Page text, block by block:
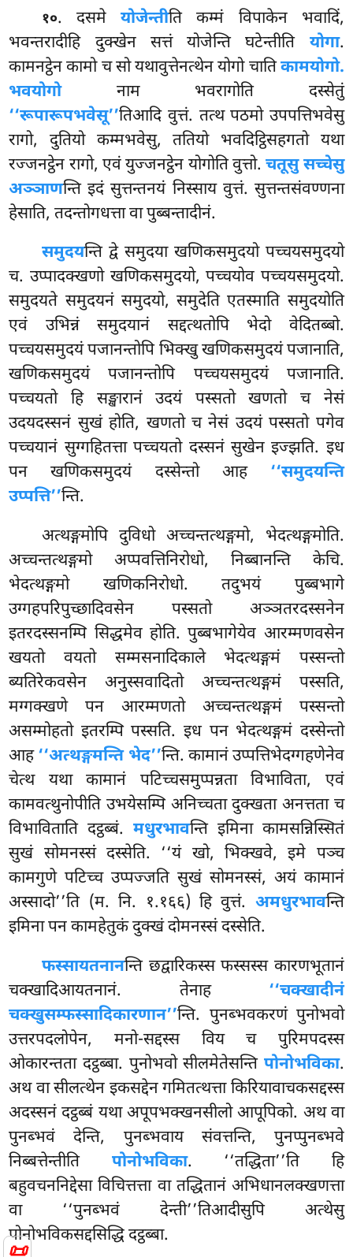
📜
१०. दसमेयोजेन्तीति कम्मं विपाकेन भवादिं,
भवन्तरादीहि दुक्खेन सत्तं योजेन्ति घटेन्तीति योगा.
कामनट्ठेन कामो च सो यथावुत्तेनत्थेन योगो चातिकामयोगो.
भवयोगोनाम भवरागोति दस्सेतुं
‘‘रूपारूपभवेसू’’तिआदि वुत्तं. तत्थ पठमो उपपत्तिभवेसु
रागो, दुतियो कम्मभवेसु, ततियो भवदिट्ठिसहगतो यथा
रज्जनट्ठेन रागो, एवं युज्जनट्ठेन योगोति वुत्तो.चतूसु सच्चेसु
अञ्ञाणन्ति इदं सुत्तन्तनयं निस्साय वुत्तं. सुत्तन्तसंवण्णना
हेसाति, तदन्तोगधत्ता वा पुब्बन्तादीनं.
समुदयन्ति द्वे समुदया खणिकसमुदयो पच्चयसमुदयो
च. उप्पादक्खणो खणिकसमुदयो, पच्चयोव पच्चयसमुदयो.
समुदयते समुदयनं समुदयो, समुदेति एतस्माति समुदयोति
एवं उभिन्नं समुदयानं सद्दत्थतोपि भेदो वेदितब्बो.
पच्चयसमुदयं पजानन्तोपि भिक्खु खणिकसमुदयं पजानाति,
खणिकसमुदयं पजानन्तोपि पच्चयसमुदयं पजानाति.
पच्चयतो हि सङ्खारानं उदयं पस्सतो खणतो च नेसं
उदयदस्सनं सुखं होति, खणतो च नेसं उदयं पस्सतो पगेव
पच्चयानं सुग्गहितत्ता पच्चयतो दस्सनं सुखेन इज्झति. इध
पन खणिकसमुदयं दस्सेन्तो आह ‘‘समुदयन्ति
उप्पत्ति’’न्ति.
अत्थङ्गमोपि दुविधो अच्चन्तत्थङ्गमो, भेदत्थङ्गमोति.
अच्चन्तत्थङ्गमो अप्पवत्तिनिरोधो, निब्बानन्ति केचि.
भेदत्थङ्गमो खणिकनिरोधो. तदुभयं पुब्बभागे
उग्गहपरिपुच्छादिवसेन पस्सतो अञ्ञतरदस्सनेन
इतरदस्सनम्पि सिद्धमेव होति. पुब्बभागेयेव आरम्मणवसेन
खयतो वयतो सम्मसनादिकाले भेदत्थङ्गमं पस्सन्तो
ब्यतिरेकवसेन अनुस्सवादितो अच्चन्तत्थङ्गमं पस्सति,
मग्गक्खणे पन आरम्मणतो अच्चन्तत्थङ्गमं पस्सन्तो
असम्मोहतो इतरम्पि पस्सति. इध पन भेदत्थङ्गमं दस्सेन्तो
आह‘‘अत्थङ्गमन्ति भेद’’न्ति. कामानं उप्पत्तिभेदग्गहणेनेव
चेत्थ यथा कामानं पटिच्चसमुप्पन्नता विभाविता, एवं
कामवत्थुनोपीति उभयेसम्पि अनिच्चता दुक्खता अनत्तता च
विभाविताति दट्ठब्बं. मधुरभावन्ति इमिना कामसन्निस्सितं
सुखं सोमनस्सं दस्सेति. ‘‘यं खो, भिक्खवे, इमे पञ्च
कामगुणे पटिच्च उप्पज्जति सुखं सोमनस्सं, अयं कामानं
अस्सादो’’ति (म. नि. १.१६६) हि वुत्तं. अमधुरभावन्ति
इमिना पन कामहेतुकं दुक्खं दोमनस्सं दस्सेति.
फस्सायतनानन्ति छद्वारिकस्स फस्सस्स कारणभूतानं
चक्खादिआयतनानं. तेनाह ‘‘चक्खादीनं
चक्खुसम्फस्सादिकारणान’’न्ति. पुनब्भवकरणं पुनोभवो
उत्तरपदलोपेन, मनो-सद्दस्स विय च पुरिमपदस्स
ओकारन्तता दट्ठब्बा. पुनोभवो सीलमेतेसन्ति पोनोभविका.
अथ वा सीलत्थेन इकसद्देन गमितत्थत्ता किरियावाचकसद्दस्स
अदस्सनं दट्ठब्बं यथा अपूपभक्खनसीलो आपूपिको. अथ वा
पुनब्भवं देन्ति, पुनब्भवाय संवत्तन्ति, पुनप्पुनब्भवे
निब्बत्तेन्तीति पोनोभविका. ‘‘तद्धिता’’ति हि
बहुवचननिद्देसा विचित्तत्ता वा तद्धितानं अभिधानलक्खणत्ता
वा ‘‘पुनब्भवं देन्ती’’तिआदीसुपि अत्थेसु
पोनोभविकसद्दसिद्धि दट्ठब्बा.